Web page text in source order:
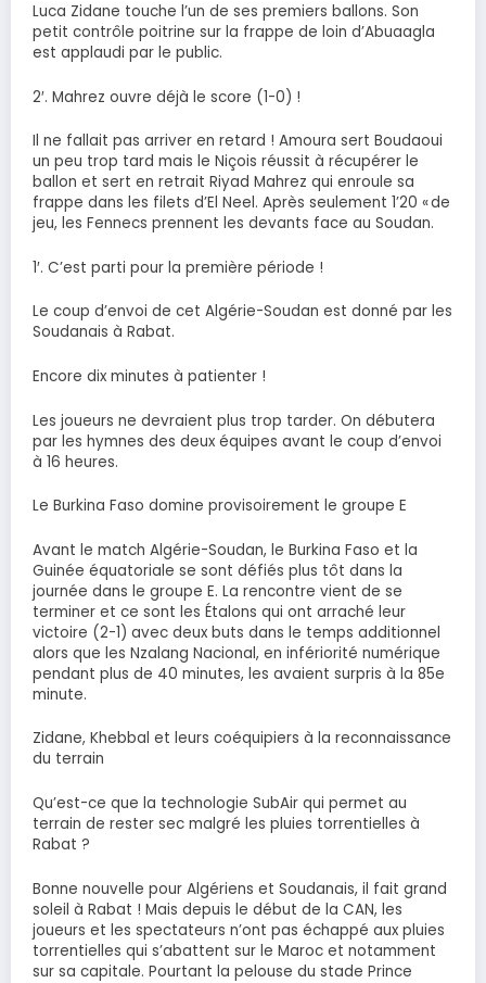
Luca Zidane touche l’un de ses premiers ballons. Son
petit contrôle poitrine sur la frappe de loin d’Abuaagla
est applaudi par le public.
2′. Mahrez ouvre déjà le score (1-0) !
Il ne fallait pas arriver en retard ! Amoura sert Boudaoui
un peu trop tard mais le Niçois réussit à récupérer le
ballon et sert en retrait Riyad Mahrez qui enroule sa
frappe dans les filets d’El Neel. Après seulement 1’20 « de
jeu, les Fennecs prennent les devants face au Soudan.
1′. C’est parti pour la première période !
Le coup d’envoi de cet Algérie-Soudan est donné par les
Soudanais à Rabat.
Encore dix minutes à patienter !
Les joueurs ne devraient plus trop tarder. On débutera
par les hymnes des deux équipes avant le coup d’envoi
à 16 heures.
Le Burkina Faso domine provisoirement le groupe E
Avant le match Algérie-Soudan, le Burkina Faso et la
Guinée équatoriale se sont défiés plus tôt dans la
journée dans le groupe E. La rencontre vient de se
terminer et ce sont les Étalons qui ont arraché leur
victoire (2-1) avec deux buts dans le temps additionnel
alors que les Nzalang Nacional, en infériorité numérique
pendant plus de 40 minutes, les avaient surpris à la 85e
minute.
Zidane, Khebbal et leurs coéquipiers à la reconnaissance
du terrain
Qu’est-ce que la technologie SubAir qui permet au
terrain de rester sec malgré les pluies torrentielles à
Rabat ?
Bonne nouvelle pour Algériens et Soudanais, il fait grand
soleil à Rabat ! Mais depuis le début de la CAN, les
joueurs et les spectateurs n’ont pas échappé aux pluies
torrentielles qui s’abattent sur le Maroc et notamment
sur sa capitale. Pourtant la pelouse du stade Prince